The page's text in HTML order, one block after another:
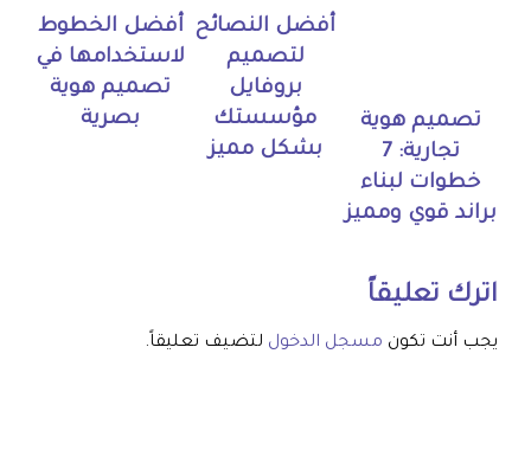
تصميم هوية
تجارية: 7
خطوات لبناء
براند قوي ومميز
أفضل النصائح
لتصميم
بروفايل
مؤسستك
بشكل مميز
أفضل الخطوط
لاستخدامها في
تصميم هوية
بصرية
اترك تعليقاً
يجب أنت تكون مسجل الدخول لتضيف تعليقاً.